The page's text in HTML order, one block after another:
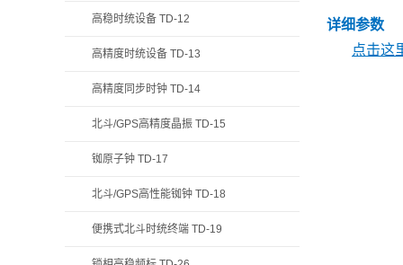
高稳时统设备 TD-12
高精度时统设备 TD-13
高精度同步时钟 TD-14
北斗/GPS高精度晶振 TD-15
铷原子钟 TD-17
北斗/GPS高性能铷钟 TD-18
便携式北斗时统终端 TD-19
详细参数
点击这